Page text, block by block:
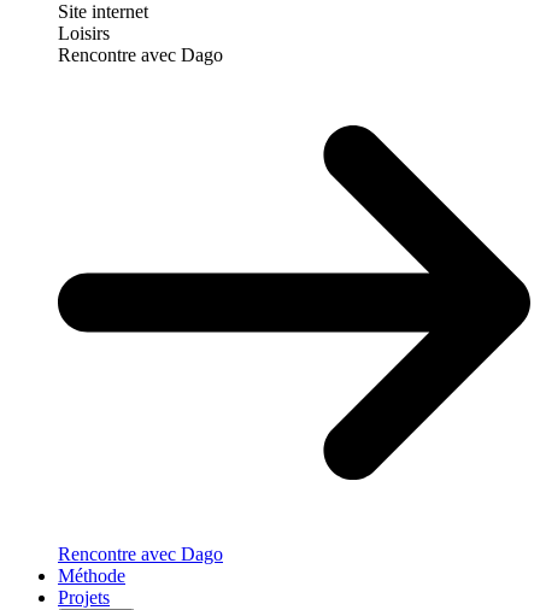
Site internet
Loisirs
Rencontre avec Dago
Rencontre avec Dago
Méthode
Projets